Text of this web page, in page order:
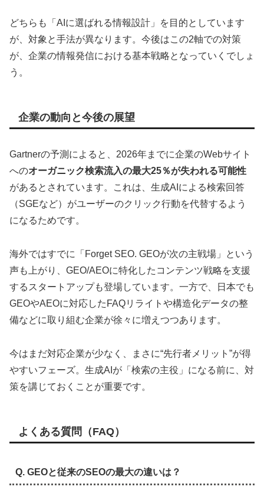
どちらも「AIに選ばれる情報設計」を目的としています
が、対象と手法が異なります。今後はこの2軸での対策
が、企業の情報発信における基本戦略となっていくでしょ
う。
企業の動向と今後の展望
Gartnerの予測によると、2026年までに企業のWebサイト
へのオーガニック検索流入の最大25％が失われる可能性
があるとされています。これは、生成AIによる検索回答
（SGEなど）がユーザーのクリック行動を代替するよう
になるためです。
海外ではすでに「Forget SEO. GEOが次の主戦場」という
声も上がり、GEO/AEOに特化したコンテンツ戦略を支援
するスタートアップも登場しています。一方で、日本でも
GEOやAEOに対応したFAQリライトや構造化データの整
備などに取り組む企業が徐々に増えつつあります。
今はまだ対応企業が少なく、まさに“先行者メリット”が得
やすいフェーズ。生成AIが「検索の主役」になる前に、対
策を講じておくことが重要です。
よくある質問（FAQ）
Q. GEOと従来のSEOの最大の違いは？